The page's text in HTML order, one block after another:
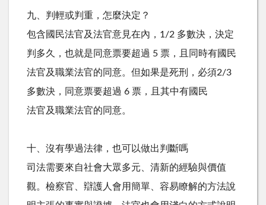
九、判輕或判重，怎麼決定？
包含國民法官及法官意見在內，1/2 多數決，決定
判多久，也就是同意票要超過 5 票，且同時有國民
法官及職業法官的同意。但如果是死刑，必須2/3
多數決，同意票要超過 6 票，且其中有國民
法官及職業法官的同意。
十、沒有學過法律，也可以做出判斷嗎
司法需要來自社會大眾多元、清新的經驗與價值
觀。檢察官、辯護人會用簡單、容易瞭解的方法說